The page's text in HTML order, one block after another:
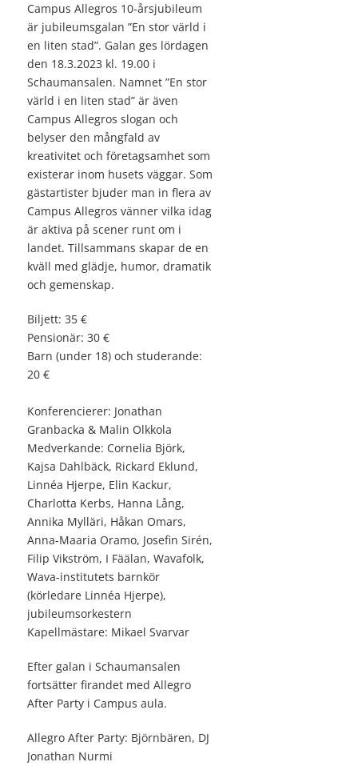
Campus Allegros 10-årsjubileum
är jubileumsgalan ”En stor värld i
en liten stad”. Galan ges lördagen
den 18.3.2023 kl. 19.00 i
Schaumansalen. Namnet ”En stor
värld i en liten stad” är även
Campus Allegros slogan och
belyser den mångfald av
kreativitet och företagsamhet som
existerar inom husets väggar. Som
gästartister bjuder man in flera av
Campus Allegros vänner vilka idag
är aktiva på scener runt om i
landet. Tillsammans skapar de en
kväll med glädje, humor, dramatik
och gemenskap.
Biljett: 35 €
Pensionär: 30 €
Barn (under 18) och studerande:
20 €
Konferencierer: Jonathan
Granbacka & Malin Olkkola
Medverkande: Cornelia Björk,
Kajsa Dahlbäck, Rickard Eklund,
Linnéa Hjerpe, Elin Kackur,
Charlotta Kerbs, Hanna Lång,
Annika Mylläri, Håkan Omars,
Anna-Maaria Oramo, Josefin Sirén,
Filip Vikström, I Fäälan, Wavafolk,
Wava-institutets barnkör
(körledare Linnéa Hjerpe),
jubileumsorkestern
Kapellmästare: Mikael Svarvar
Efter galan i Schaumansalen
fortsätter firandet med Allegro
After Party i Campus aula.
Allegro After Party: Björnbären, DJ
Jonathan Nurmi